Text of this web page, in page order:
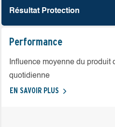
Résultat Protection
Performance
Influence moyenne du produit
quotidienne
EN SAVOIR PLUS